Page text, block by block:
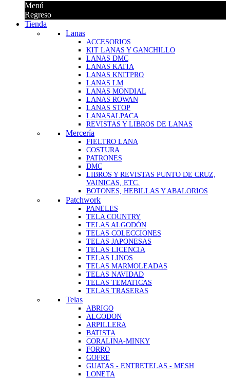
Menú
Regreso
Tienda
Lanas
ACCESORIOS
KIT LANAS Y GANCHILLO
LANAS DMC
LANAS KATIA
LANAS KNITPRO
LANAS LM
LANAS MONDIAL
LANAS ROWAN
LANAS STOP
LANASALPACA
REVISTAS Y LIBROS DE LANAS
Mercería
FIELTRO LANA
COSTURA
PATRONES
DMC
LIBROS Y REVISTAS PUNTO DE CRUZ,
VAINICAS, ETC.
BOTONES, HEBILLAS Y ABALORIOS
Patchwork
PANELES
TELA COUNTRY
TELAS ALGODÓN
TELAS COLECCIONES
TELAS JAPONESAS
TELAS LICENCIA
TELAS LINOS
TELAS MARMOLEADAS
TELAS NAVIDAD
TELAS TEMATICAS
TELAS TRASERAS
Telas
ABRIGO
ALGODON
ARPILLERA
BATISTA
CORALINA-MINKY
FORRO
GOFRE
GUATAS - ENTRETELAS - MESH
LONETA